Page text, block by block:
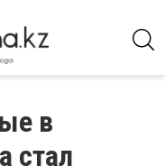
в
стал